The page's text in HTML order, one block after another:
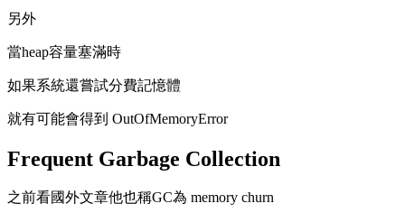
另外
當heap容量塞滿時
如果系統還嘗試分費記憶體
就有可能會得到 OutOfMemoryError
Frequent Garbage Collection
之前看國外文章他也稱GC為 memory churn